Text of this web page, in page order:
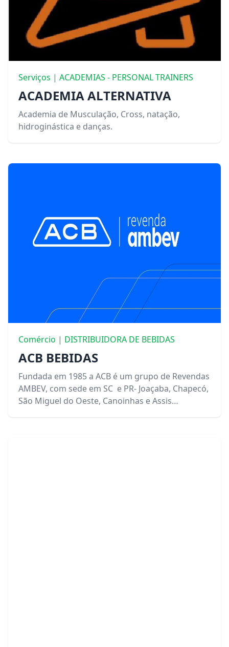
Serviços | ACADEMIAS - PERSONAL TRAINERS
ACADEMIA ALTERNATIVA
Academia de Musculação, Cross, natação,
hidroginástica e danças.
Comércio | DISTRIBUIDORA DE BEBIDAS
ACB BEBIDAS
Fundada em 1985 a ACB é um grupo de Revendas
AMBEV, com sede em SC e PR- Joaçaba, Chapecó,
São Miguel do Oeste, Canoinhas e Assis